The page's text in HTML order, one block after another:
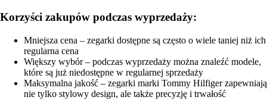
Korzyści zakupów podczas wyprzedaży:
Mniejsza cena – zegarki dostępne są często o wiele taniej niż ich
regularna cena
Większy wybór – podczas wyprzedaży można znaleźć modele,
które są już niedostępne w regularnej sprzedaży
Maksymalna jakość – zegarki marki Tommy Hilfiger zapewniają
nie tylko stylowy design, ale także precyzję i trwałość